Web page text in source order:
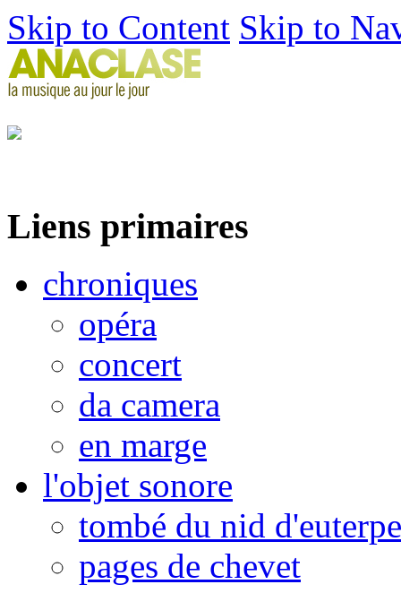
Skip to Content Skip to
Liens primaires
chroniques
opéra
concert
da camera
en marge
l'objet sonore
tombé du nid d'euterpe
pages de chevet